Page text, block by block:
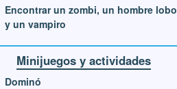
Encontrar un zombi, un hombre lobo
y un vampiro
Minijuegos y actividades
Dominó